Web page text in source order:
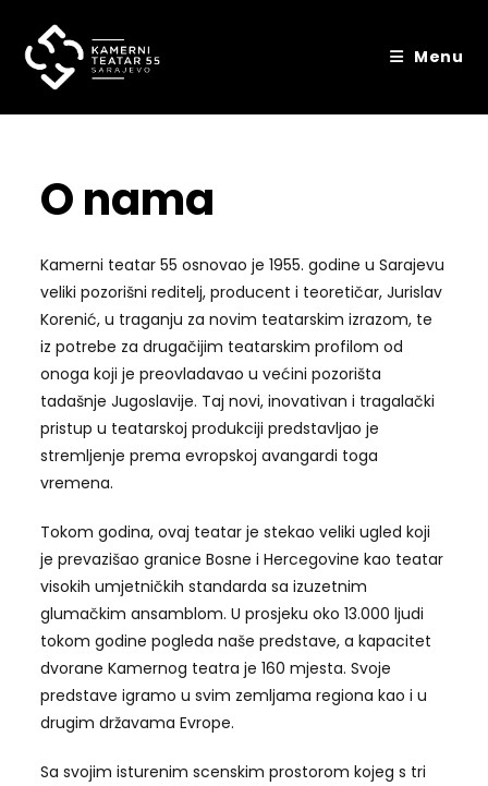
content
Menu
O nama
Kamerni teatar 55 osnovao je 1955. godine u Sarajevu
veliki pozorišni reditelj, producent i teoretičar, Jurislav
Korenić, u traganju za novim teatarskim izrazom, te
iz potrebe za drugačijim teatarskim profilom od
onoga koji je preovladavao u većini pozorišta
tadašnje Jugoslavije. Taj novi, inovativan i tragalački
pristup u teatarskoj produkciji predstavljao je
stremljenje prema evropskoj avangardi toga
vremena.
Tokom godina, ovaj teatar je stekao veliki ugled koji
je prevazišao granice Bosne i Hercegovine kao teatar
visokih umjetničkih standarda sa izuzetnim
glumačkim ansamblom. U prosjeku oko 13.000 ljudi
tokom godine pogleda naše predstave, a kapacitet
dvorane Kamernog teatra je 160 mjesta. Svoje
predstave igramo u svim zemljama regiona kao i u
drugim državama Evrope.
Sa svojim isturenim scenskim prostorom kojeg s tri